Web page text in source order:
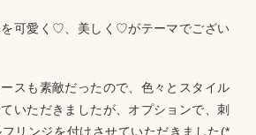
を可愛く♡、美しく♡がテーマでござい
スも素敵だったので、色々とスタイル
いただきましたが、オプションで、刺
リンジを付けさせていただきました(*